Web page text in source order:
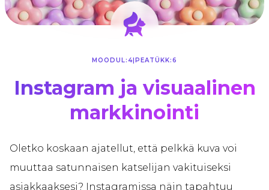
MOODUL:4 PEATÜKK:6
Instagram ja visuaalinen
markkinointi
Oletko koskaan ajatellut, että pelkkä kuva voi
muuttaa satunnaisen katselijan vakituiseksi
asiakkaaksesi? Instagramissa näin tapahtuu